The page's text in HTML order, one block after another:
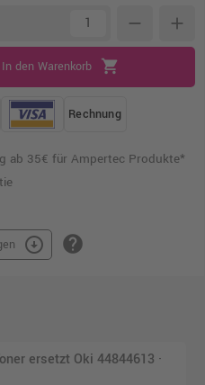
remove add
In den Warenkorb shopping_cart
Rechnung
ab 35€ für Ampertec Produkte*
arrow_circle_down help
ersetzt Oki 44844613 ·